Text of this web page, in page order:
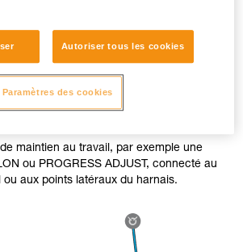
différenciés :
maintien au travail, par exemple une
ou PROGRESS ADJUST, connecté au
ou aux points latéraux du harnais.
Autoriser tous les cookies
Paramètres des cookies